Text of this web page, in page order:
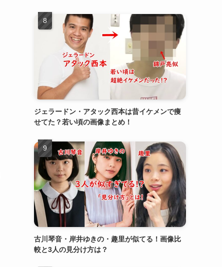
ジェラードン・アタック西本は昔イケメンで痩
せてた？若い頃の画像まとめ！
古川琴音・岸井ゆきの・趣里が似てる！画像比
較と3人の見分け方は？